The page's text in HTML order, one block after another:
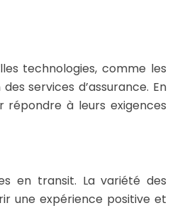
technologies, comme les
services d’assurance. En
répondre à leurs exigences
en transit. La variété des
une expérience positive et